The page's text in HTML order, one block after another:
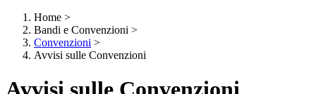
Home >
Bandi e Convenzioni >
Convenzioni >
Avvisi sulle Convenzioni